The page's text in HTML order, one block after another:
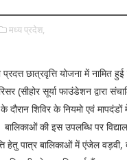
मध्य प्रदेश,
छात्रवृत्ति योजना में नामित हुई
(सीहोर सूर्या फाउंडेशन द्वारा
दौरान शिविर के नियमो एवं
बालिकाओं की इस उपलब्धि पर
हेतु पात्र बालिकाओं में एंजेल वड़वी,